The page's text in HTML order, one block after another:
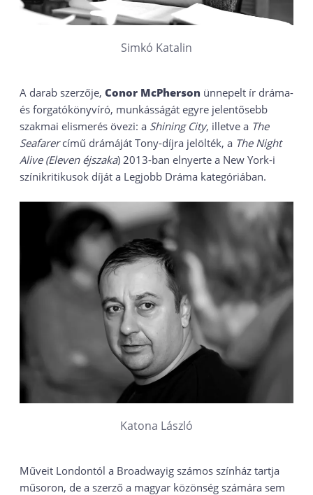
Simkó Katalin
A darab szerzője, Conor McPherson ünnepelt ír dráma-
és forgatókönyvíró, munkásságát egyre jelentősebb
szakmai elismerés övezi: a Shining City, illetve a The
Seafarercímű drámáját Tony-díjra jelölték, a The Night
Alive (Eleven éjszaka) 2013-ban elnyerte a New York-i
színikritikusok díját a Legjobb Dráma kategóriában.
Katona László
Műveit Londontól a Broadwayig számos színház tartja
műsoron, de a szerző a magyar közönség számára sem